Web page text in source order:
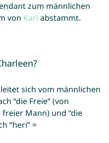
zum männlichen
von Karl abstammt.
sich vom männlichen
“die Freie” (von
Mann) und “die
“heri” =